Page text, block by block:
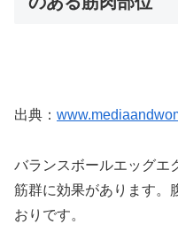
出典：
バランスボールエッグエ
筋群に効果があります。
おりです。